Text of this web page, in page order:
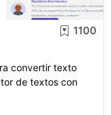
1100
convertir texto
de textos con